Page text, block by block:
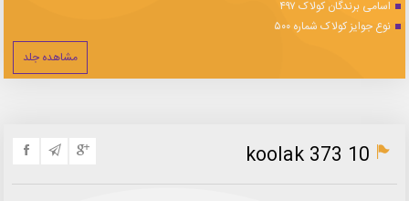
اسامی برندگان کولاک ۴۹۷
نوع جوایز کولاک شماره ۵۰۰
مشاهده جلد
koolak 373 10